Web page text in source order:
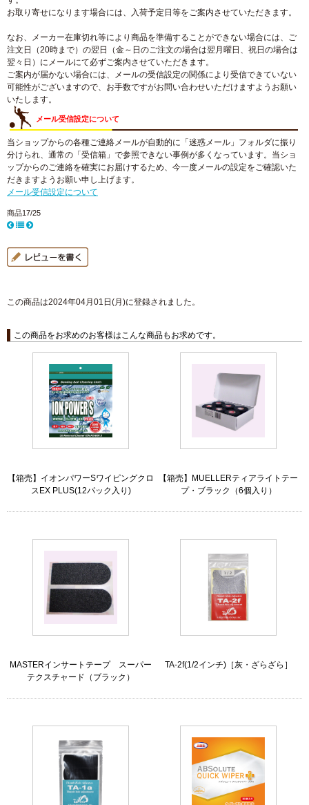
お取り寄せになります場合には、入荷予定日等をご案内させていただきます。
なお、メーカー在庫切れ等により商品を準備することができない場合には、ご
注文日（20時まで）の翌日（金～日のご注文の場合は翌月曜日、祝日の場合は
翌々日）にメールにて必ずご案内させていただきます。
ご案内が届かない場合には、メールの受信設定の関係により受信できていない
可能性がございますので、お手数ですがお問い合わせいただけますようお願い
いたします。
メール受信設定について
当ショップからの各種ご連絡メールが自動的に「迷惑メール」フォルダに振り
分けられ、通常の「受信箱」で参照できない事例が多くなっています。当ショ
ップからのご連絡を確実にお届けするため、今一度メールの設定をご確認いた
だきますようお願い申し上げます。
メール受信設定について
商品17/25
この商品は2024年04月01日(月)に登録されました。
この商品をお求めのお客様はこんな商品もお求めです。
【箱売】イオンパワーSワイピングクロ
スEX PLUS(12パック入り)
【箱売】MUELLERティアライトテー
プ・ブラック（6個入り）
MASTERインサートテープ スーパー
テクスチャード（ブラック）
TA-2f(1/2インチ)［灰・ざらざら］